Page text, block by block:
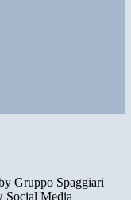
Gruppo Spaggiari
Social Media